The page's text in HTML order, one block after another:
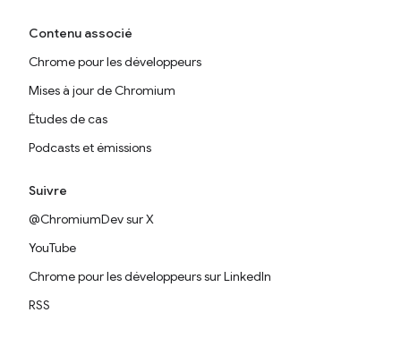
Contenu associé
Chrome pour les développeurs
Mises à jour de Chromium
Études de cas
Podcasts et émissions
Suivre
@ChromiumDev sur X
YouTube
Chrome pour les développeurs sur LinkedIn
RSS